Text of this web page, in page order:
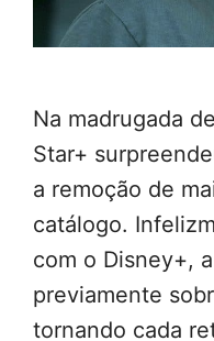
Na madrugada
Star+
a remoção de
catálogo.
com o Disney+,
previamente
tornando cada